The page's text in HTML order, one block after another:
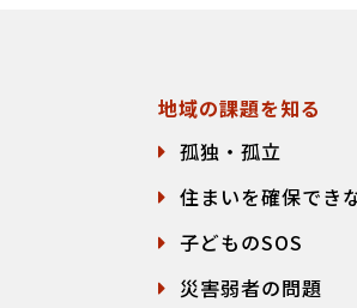
地域の課題を知る
孤独・孤立
住まいを確保でき
子どものSOS
災害弱者の問題